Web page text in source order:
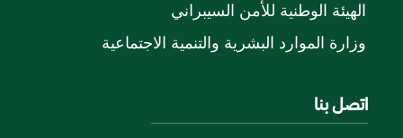
الهيئة الوطنية للأمن السيبراني
وزارة الموارد البشرية والتنمية الاجتماعية
اتصل بنا